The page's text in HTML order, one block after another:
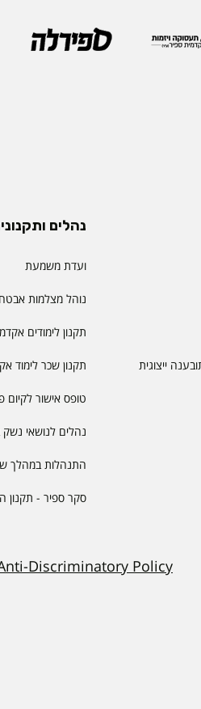
ייצוגית
נהלים
ועדת משמעת
נוהל מצלמות
תקנון לימודים
תקנון שכר לימוד
טופס אישור לקיום
נהלים לנושאי
התנהלות במהלך
סקר ספיר - תקנון
Discriminatory Policy